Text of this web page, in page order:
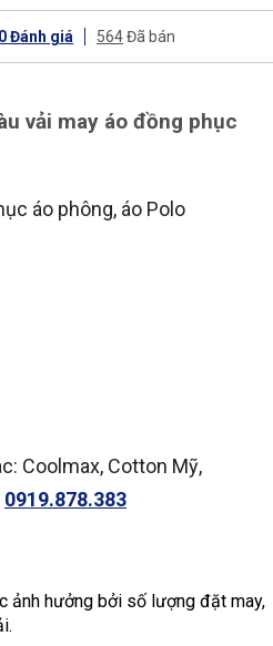
0Đánh giá 564Đã bán
vải may áo đồng phục
Coolmax, Cotton Mỹ,
0919.878.383
ảnh hưởng bởi số lượng đặt may,